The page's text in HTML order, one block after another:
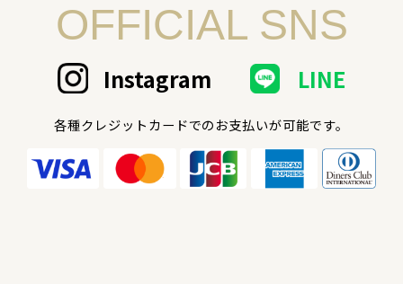
OFFICIAL SNS
Instagram LINE
各種クレジットカードでのお支払いが可能です。